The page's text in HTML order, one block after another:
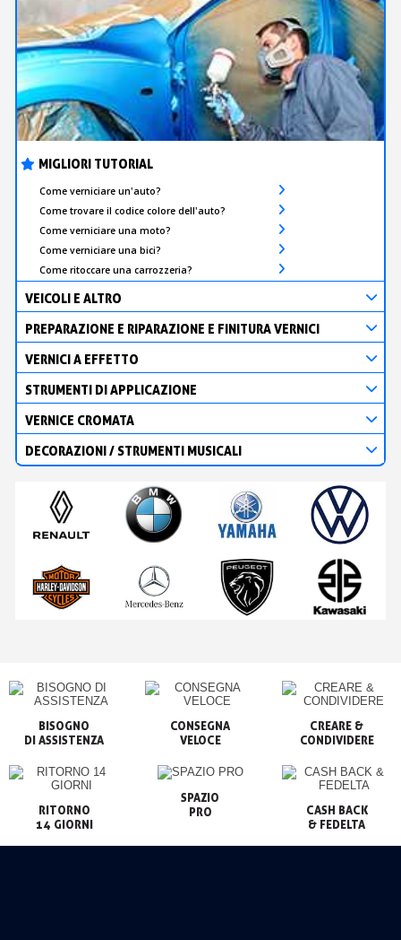
MIGLIORI TUTORIAL
Come verniciare un'auto?
Come trovare il codice colore dell'auto?
Come verniciare una moto?
Come verniciare una bici?
Come ritoccare una carrozzeria?
VEICOLI E ALTRO
PREPARAZIONE E RIPARAZIONE E FINITURA VERNICI
VERNICI A EFFETTO
STRUMENTI DI APPLICAZIONE
VERNICE CROMATA
DECORAZIONI / STRUMENTI MUSICALI
BISOGNO
CONSEGNA
VELOCE
CREARE &
CONDIVIDERE
RITORNO
14 GIORNI
SPAZIO
PRO
CASH BACK
& FEDELTA